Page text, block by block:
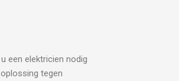
een elektricien nodig
tegen